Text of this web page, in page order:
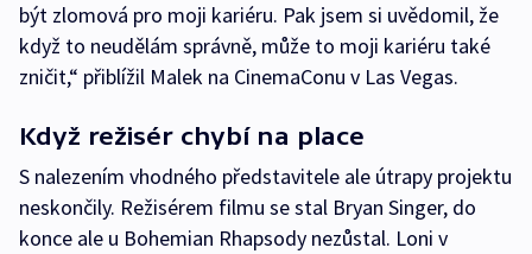
být zlomová pro moji kariéru. Pak jsem si uvědomil, že
když to neudělám správně, může to moji kariéru také
zničit,“ přiblížil Malek na CinemaConu v Las Vegas.
Když režisér chybí na place
S nalezením vhodného představitele ale útrapy projektu
neskončily. Režisérem filmu se stal Bryan Singer, do
konce ale u Bohemian Rhapsody nezůstal. Loni v